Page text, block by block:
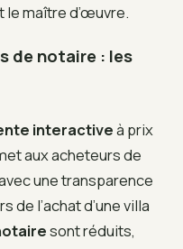
maître d’œuvre.
de notaire : les
interactiveà prix
aux acheteurs de
une transparence
de l’achat d’une villa
sont réduits,